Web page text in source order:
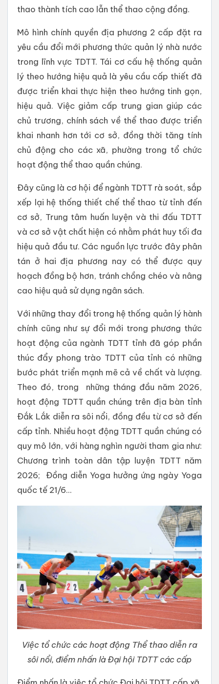
thao thành tích cao lẫn thể thao cộng đồng.
Mô hình chính quyền địa phương 2 cấp đặt ra
yêu cầu đổi mới phương thức quản lý nhà nước
trong lĩnh vực TDTT. Tái cơ cấu hệ thống quản
lý theo hướng hiệu quả là yêu cầu cấp thiết đã
được triển khai thực hiện theo hướng tinh gọn,
hiệu quả. Việc giảm cấp trung gian giúp các
chủ trương, chính sách về thể thao được triển
khai nhanh hơn tới cơ sở, đồng thời tăng tính
chủ động cho các xã, phường trong tổ chức
hoạt động thể thao quần chúng.
Đây cũng là cơ hội để ngành TDTT rà soát, sắp
xếp lại hệ thống thiết chế thể thao từ tỉnh đến
cơ sở, Trung tâm huấn luyện và thi đấu TDTT
và cơ sở vật chất hiện có nhằm phát huy tối đa
hiệu quả đầu tư. Các nguồn lực trước đây phân
tán ở hai địa phương nay có thể được quy
hoạch đồng bộ hơn, tránh chồng chéo và nâng
cao hiệu quả sử dụng ngân sách.
Với những thay đổi trong hệ thống quản lý hành
chính cũng như sự đổi mới trong phương thức
hoạt động của ngành TDTT tỉnh đã góp phần
thúc đẩy phong trào TDTT của tỉnh có những
bước phát triển mạnh mẽ cả về chất và lượng.
Theo đó, trong những tháng đầu năm 2026,
hoạt động TDTT quần chúng trên địa bàn tỉnh
Đắk Lắk diễn ra sôi nổi, đồng đều từ cơ sở đến
cấp tỉnh. Nhiều hoạt động TDTT quần chúng có
quy mô lớn, với hàng nghìn người tham gia như:
Chương trình toàn dân tập luyện TDTT năm
2026; Đồng diễn Yoga hưởng ứng ngày Yoga
quốc tế 21/6...
Việc tổ chức các hoạt động Thể thao diễn ra
sôi nổi, điểm nhấn là Đại hội TDTT các cấp